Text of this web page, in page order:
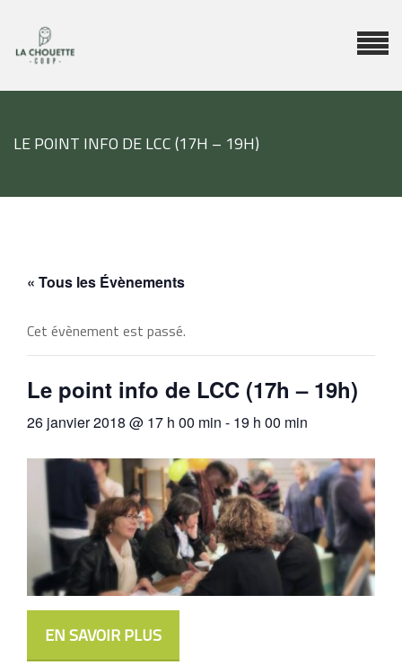
LE POINT INFO DE LCC (17H – 19H)
« Tous les Évènements
Cet évènement est passé.
Le point info de LCC (17h – 19h)
26 janvier 2018 @ 17 h 00 min - 19 h 00 min
EN SAVOIR PLUS